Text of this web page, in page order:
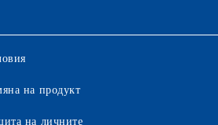
на продукт
на личните